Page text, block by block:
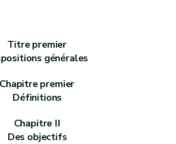
Titre premier
générales
Chapitre premier
Définitions
Chapitre II
Des objectifs